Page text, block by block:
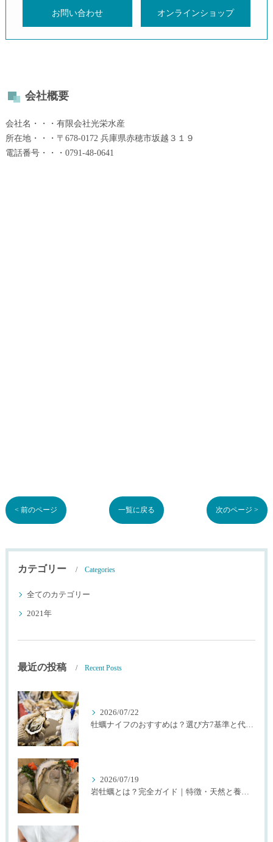
お問い合わせ オンラインショップ
会社概要
会社名・・・有限会社光栄水産
所在地・・・〒678-0172 兵庫県赤穂市坂越３１９
電話番号・・・0791-48-0641
< 前のページ 一覧に戻る 次のページ >
カテゴリー Categories
全てのカテゴリー
2021年
最近の投稿 Recent Posts
2026/07/22
牡蠣ナイフのおすすめは？選び方7基準と代用品を生産者が解説
2026/07/19
岩牡蠣とは？完全ガイド｜特徴・天然と養殖・選び方を生産者が解説